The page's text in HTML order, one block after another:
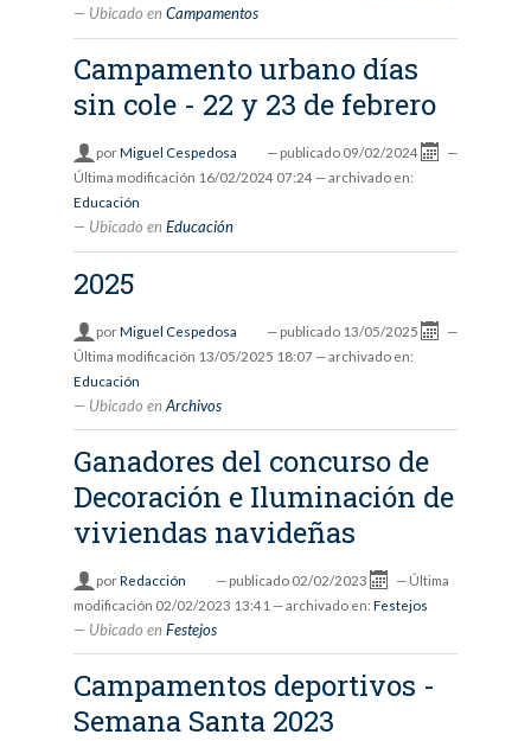
Ubicado en Campamentos
Campamento urbano días
sin cole - 22 y 23 de febrero
porMiguel Cespedosa — publicado 09/02/2024
—
Última modificación 16/02/2024 07:24 — archivado en:
Educación
Ubicado en Educación
2025
porMiguel Cespedosa — publicado 13/05/2025
—
Última modificación 13/05/2025 18:07 — archivado en:
Educación
Ubicado en Archivos
Ganadores del concurso de
Decoración e Iluminación de
viviendas navideñas
porRedacción — publicado 02/02/2023 — Última
modificación 02/02/2023 13:41 — archivado en: Festejos
Ubicado en Festejos
Campamentos deportivos -
Semana Santa 2023